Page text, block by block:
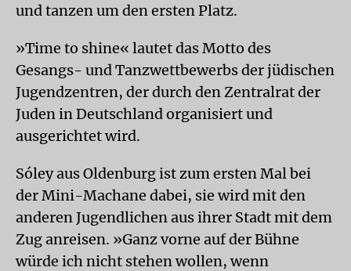
und tanzen um den ersten Platz.
»Time to shine« lautet das Motto des
Gesangs- und Tanzwettbewerbs der jüdischen
Jugendzentren, der durch den Zentralrat der
Juden in Deutschland organisiert und
ausgerichtet wird.
Sóley aus Oldenburg ist zum ersten Mal bei
der Mini-Machane dabei, sie wird mit den
anderen Jugendlichen aus ihrer Stadt mit dem
Zug anreisen. »Ganz vorne auf der Bühne
würde ich nicht stehen wollen, wenn